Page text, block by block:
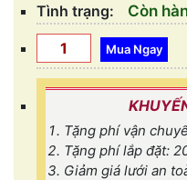
Tình trạng: Còn
Tặng phí vận
Tặng phí lắp đặt:
Giảm giá lưới an